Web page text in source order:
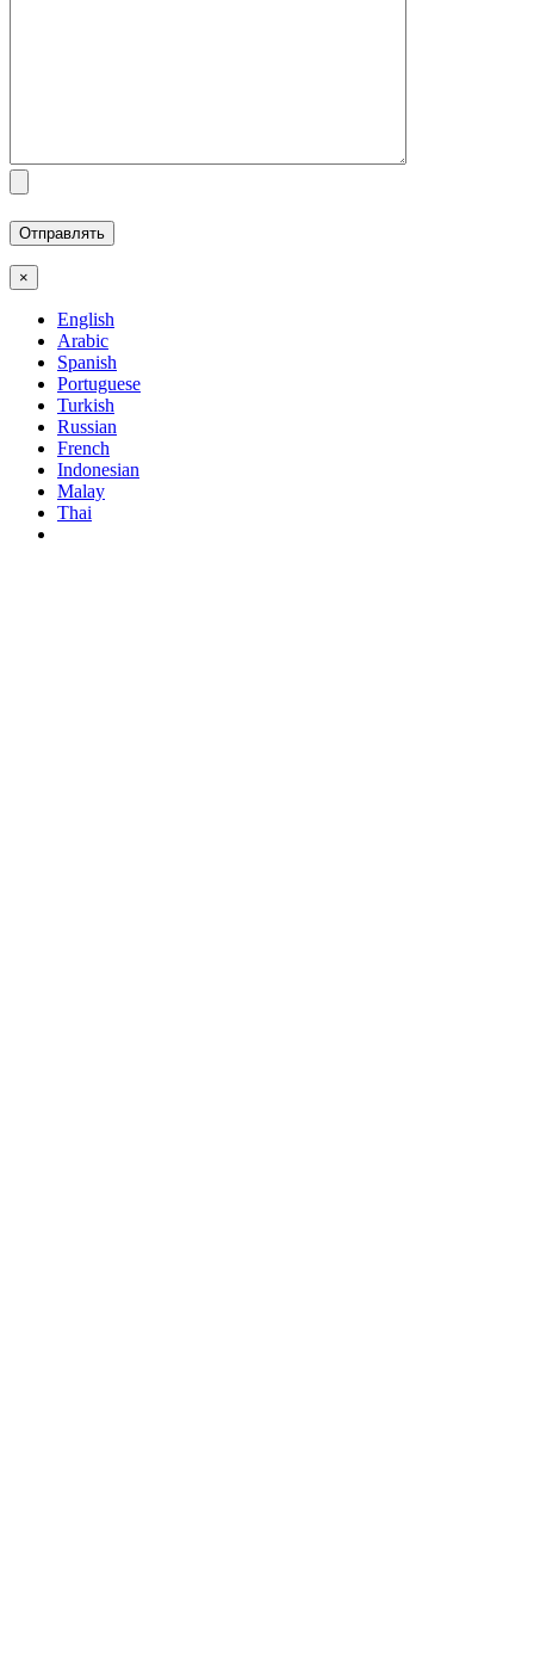
×
English
Arabic
Spanish
Portuguese
Turkish
Russian
French
Indonesian
Malay
Thai